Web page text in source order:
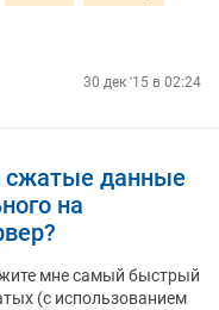
30 дек '15 в 02:24
сжатые данные
на
мне самый быстрый
(с использованием